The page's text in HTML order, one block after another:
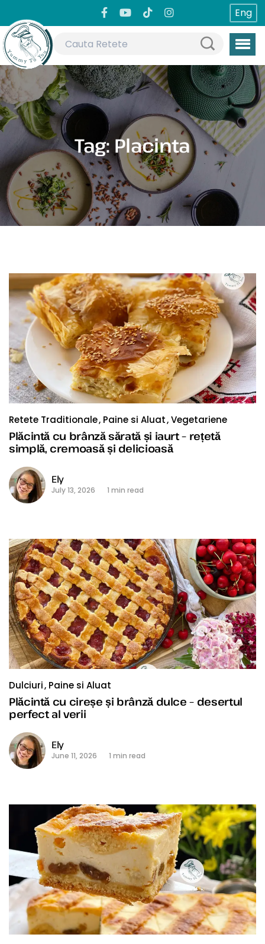
Eng
Tag: Placinta
Retete Traditionale Paine si Aluat Vegetariene
Plăcintă cu brânză sărată și iaurt – rețetă
simplă, cremoasă și delicioasă
Ely
July 13, 2026 1 min read
Dulciuri Paine si Aluat
Plăcintă cu cireșe și brânză dulce – desertul
perfect al verii
Ely
June 11, 2026 1 min read